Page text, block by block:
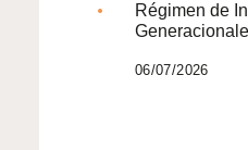
Régimen de
06/07/2026